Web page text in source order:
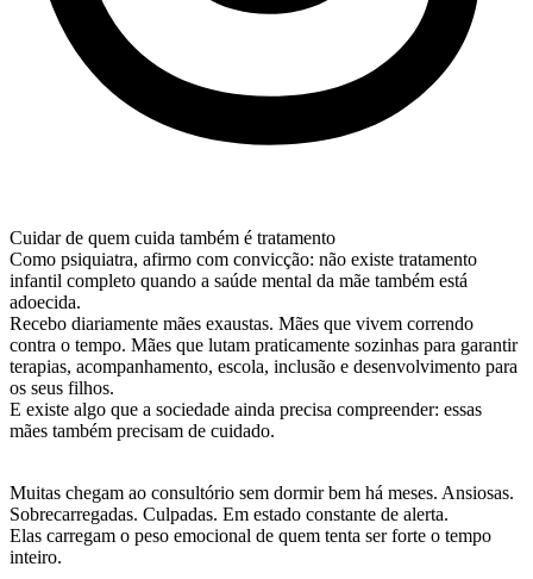
Cuidar de quem cuida também é tratamento
Como psiquiatra, afirmo com convicção: não existe tratamento
infantil completo quando a saúde mental da mãe também está
adoecida.
Recebo diariamente mães exaustas. Mães que vivem correndo
contra o tempo. Mães que lutam praticamente sozinhas para garantir
terapias, acompanhamento, escola, inclusão e desenvolvimento para
os seus filhos.
E existe algo que a sociedade ainda precisa compreender: essas
mães também precisam de cuidado.
Muitas chegam ao consultório sem dormir bem há meses. Ansiosas.
Sobrecarregadas. Culpadas. Em estado constante de alerta.
Elas carregam o peso emocional de quem tenta ser forte o tempo
inteiro.